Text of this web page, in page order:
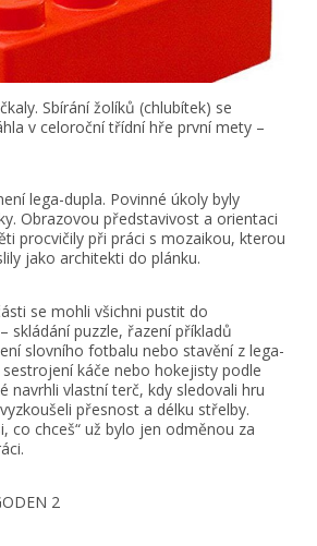
Sbírání žolíků (chlubítek) se
v celoroční třídní hře první mety –
lega-dupla. Povinné úkoly byly
Obrazovou představivost a orientaci
procvičily při práci s mozaikou, kterou
jako architekti do plánku.
se mohli všichni pustit do
skládání puzzle, řazení příkladů
slovního fotbalu nebo stavění z lega-
káče nebo hokejisty podle
navrhli vlastní terč, kdy sledovali hru
přesnost a délku střelby.
co chceš“ už bylo jen odměnou za
2